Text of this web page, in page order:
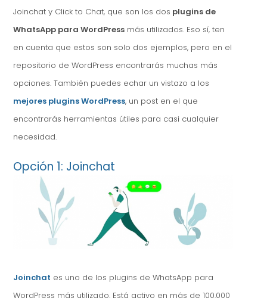
Joinchat y Click to Chat, que son los dos plugins de
WhatsApp para WordPress más utilizados. Eso sí, ten
en cuenta que estos son solo dos ejemplos, pero en el
repositorio de WordPress encontrarás muchas más
opciones. También puedes echar un vistazo a los
mejores plugins WordPress, un post en el que
encontrarás herramientas útiles para casi cualquier
necesidad.
Opción 1: Joinchat
Joinchat es uno de los plugins de WhatsApp para
WordPress más utilizado. Está activo en más de 100.000